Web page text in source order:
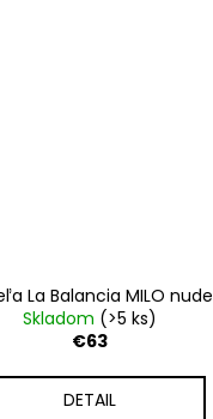
La Balancia MILO nude
Skladom (>5 ks)
€63
DETAIL